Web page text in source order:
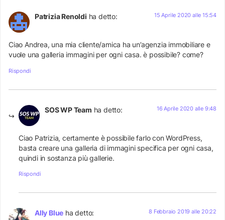
Patrizia Renoldi ha detto: 15 Aprile 2020 alle 15:54
Ciao Andrea, una mia cliente/amica ha un’agenzia immobiliare e
vuole una galleria immagini per ogni casa. è possibile? come?
Rispondi
SOS WP Team ha detto: 16 Aprile 2020 alle 9:48
Ciao Patrizia, certamente è possibile farlo con WordPress,
basta creare una galleria di immagini specifica per ogni casa,
quindi in sostanza più gallerie.
Rispondi
Ally Blue ha detto: 8 Febbraio 2019 alle 20:22